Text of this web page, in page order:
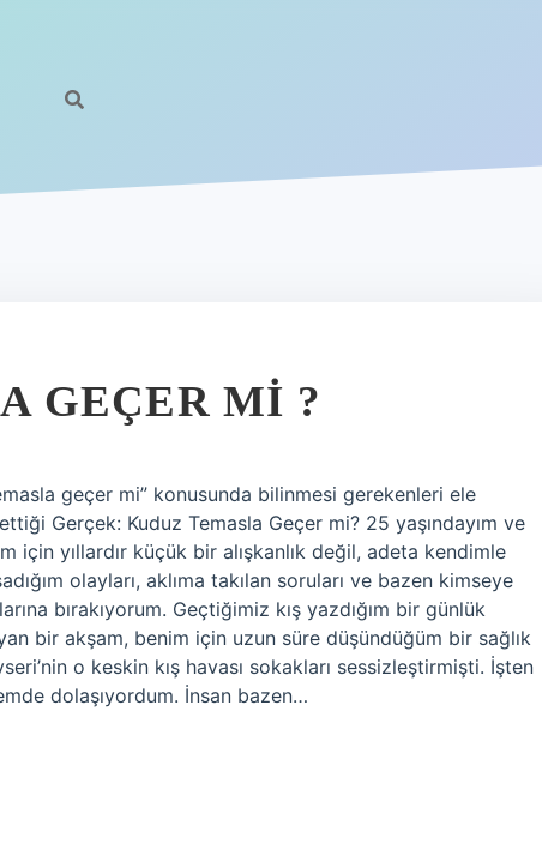
GEÇER MI ?
geçer mi” konusunda bilinmesi gerekenleri ele
Gerçek: Kuduz Temasla Geçer mi? 25 yaşındayım ve
için yıllardır küçük bir alışkanlık değil, adeta kendimle
olayları, aklıma takılan soruları ve bazen kimseye
bırakıyorum. Geçtiğimiz kış yazdığım bir günlük
bir akşam, benim için uzun süre düşündüğüm bir sağlık
o keskin kış havası sokakları sessizleştirmişti. İşten
dolaşıyordum. İnsan bazen…